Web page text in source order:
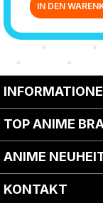
IN DEN
Zurück zur
TOP ANIME
ANIME
KONTAKT